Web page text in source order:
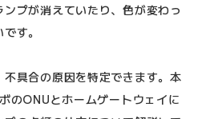
プが消えていたり、色が変わっ
す。
具合の原因を特定できます。本
のONUとホームゲートウェイに